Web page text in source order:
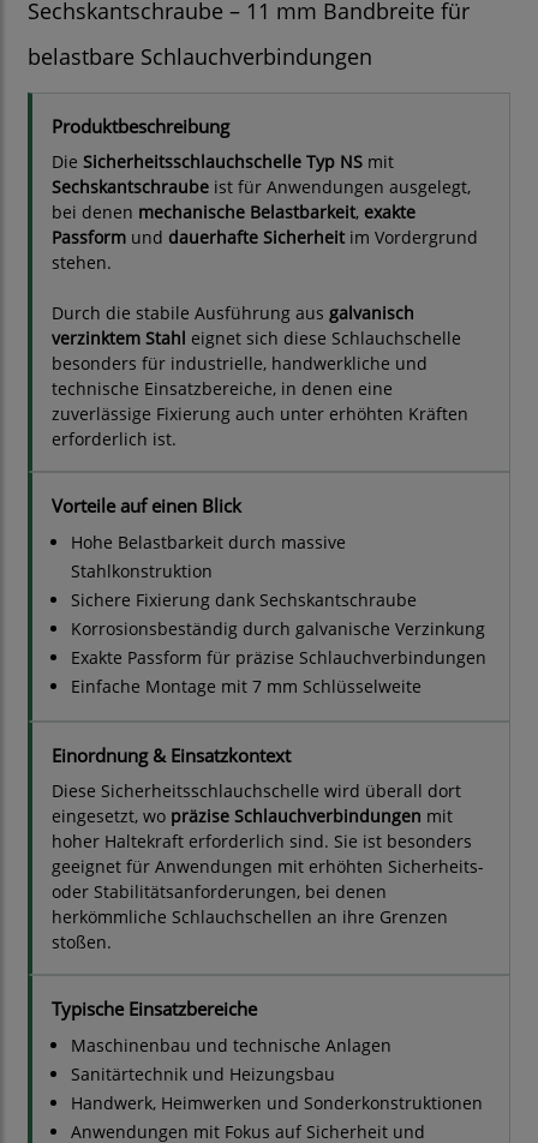
Sechskantschraube – 11 mm Bandbreite für
belastbare Schlauchverbindungen
Produktbeschreibung
Die Sicherheitsschlauchschelle Typ NS mit
Sechskantschraube ist für Anwendungen ausgelegt,
bei denen mechanische Belastbarkeit, exakte
Passform und dauerhafte Sicherheit im Vordergrund
stehen.
Durch die stabile Ausführung aus galvanisch
verzinktem Stahl eignet sich diese Schlauchschelle
besonders für industrielle, handwerkliche und
technische Einsatzbereiche, in denen eine
zuverlässige Fixierung auch unter erhöhten Kräften
erforderlich ist.
Vorteile auf einen Blick
Hohe Belastbarkeit durch massive
Stahlkonstruktion
Sichere Fixierung dank Sechskantschraube
Korrosionsbeständig durch galvanische Verzinkung
Exakte Passform für präzise Schlauchverbindungen
Einfache Montage mit 7 mm Schlüsselweite
Einordnung & Einsatzkontext
Diese Sicherheitsschlauchschelle wird überall dort
eingesetzt, wo präzise Schlauchverbindungen mit
hoher Haltekraft erforderlich sind. Sie ist besonders
geeignet für Anwendungen mit erhöhten Sicherheits-
oder Stabilitätsanforderungen, bei denen
herkömmliche Schlauchschellen an ihre Grenzen
stoßen.
Typische Einsatzbereiche
Maschinenbau und technische Anlagen
Sanitärtechnik und Heizungsbau
Handwerk, Heimwerken und Sonderkonstruktionen
Anwendungen mit Fokus auf Sicherheit und